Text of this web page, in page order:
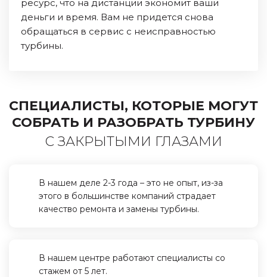
ресурс, что на дистанции экономит ваши
деньги и время. Вам не придется снова
обращаться в сервис с неисправностью
турбины.
СПЕЦИАЛИСТЫ, КОТОРЫЕ МОГУТ
СОБРАТЬ И РАЗОБРАТЬ ТУРБИНУ
С ЗАКРЫТЫМИ ГЛАЗАМИ
В нашем деле 2-3 года – это не опыт, из-за
этого в большинстве компаний страдает
качество ремонта и замены турбины.
В нашем центре работают специалисты со
стажем от 5 лет.